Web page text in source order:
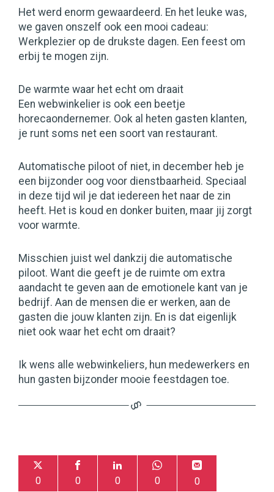
Het werd enorm gewaardeerd. En het leuke was,
we gaven onszelf ook een mooi cadeau:
Werkplezier op de drukste dagen. Een feest om
erbij te mogen zijn.
De warmte waar het echt om draait
Een webwinkelier is ook een beetje
horecaondernemer. Ook al heten gasten klanten,
je runt soms net een soort van restaurant.
Automatische piloot of niet, in december heb je
een bijzonder oog voor dienstbaarheid. Speciaal
in deze tijd wil je dat iedereen het naar de zin
heeft. Het is koud en donker buiten, maar jij zorgt
voor warmte.
Misschien juist wel dankzij die automatische
piloot. Want die geeft je de ruimte om extra
aandacht te geven aan de emotionele kant van je
bedrijf. Aan de mensen die er werken, aan de
gasten die jouw klanten zijn. En is dat eigenlijk
niet ook waar het echt om draait?
Ik wens alle webwinkeliers, hun medewerkers en
hun gasten bijzonder mooie feestdagen toe.
0 0 0 0 0